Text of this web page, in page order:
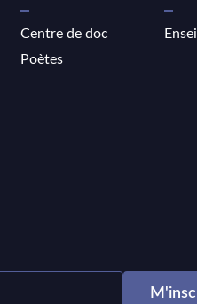
Centre de doc
Poètes